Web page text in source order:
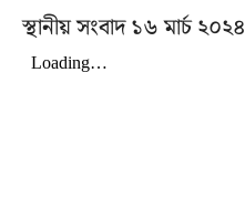
স্থানীয় সংবাদ ১৬ মার্চ ২০২৪